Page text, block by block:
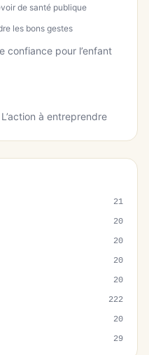
de santé publique
les bons gestes
confiance pour l’enfant
à entreprendre
21
20
20
20
20
222
20
29